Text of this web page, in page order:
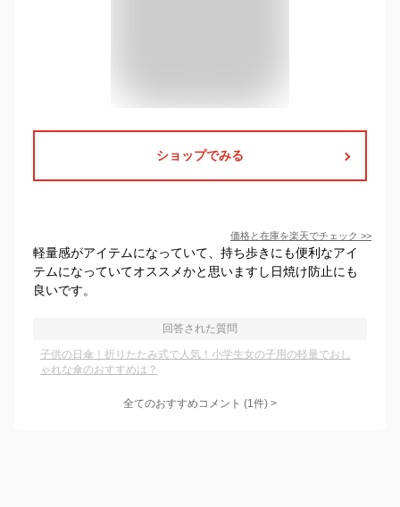
ショップでみる
価格と在庫を楽天でチェック >>
軽量感がアイテムになっていて、持ち歩きにも便利なアイ
テムになっていてオススメかと思いますし日焼け防止にも
良いです。
回答された質問
子供の日傘｜折りたたみ式で人気！小学生女の子用の軽量でおし
ゃれな傘のおすすめは？
全てのおすすめコメント (1件) >